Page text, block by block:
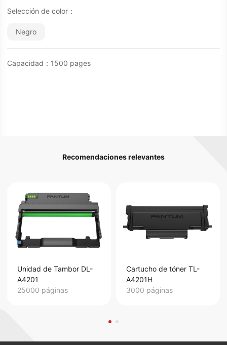
Selección de color：
Negro
Capacidad：1500 pages
Recomendaciones relevantes
Unidad de Tambor DL-
A4201
25000 páginas
Cartucho de tóner TL-
A4201H
3000 páginas